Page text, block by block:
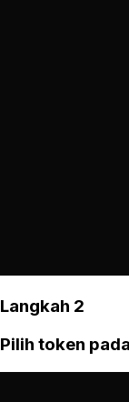
Langkah 2
Pilih token